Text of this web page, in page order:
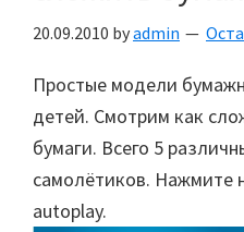
20.09.2010 byadmin
Простые модели
детей. Смотрим как
бумаги. Всего 5
самолётиков. Нажмите
autoplay.